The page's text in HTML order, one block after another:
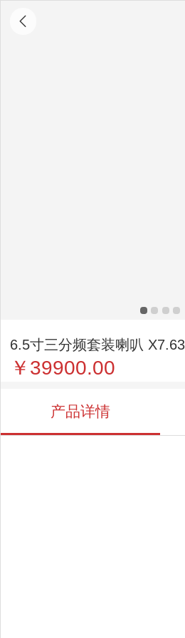
6.5寸三分频套装喇叭 X7.63
￥39900.00
产品详情